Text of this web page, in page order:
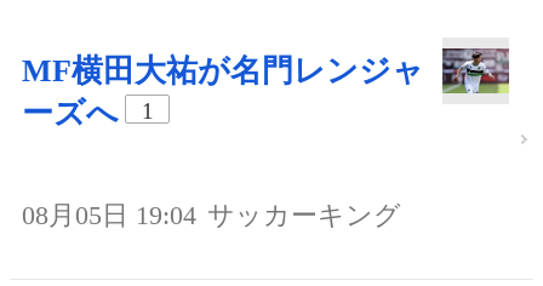
MF横田大祐が名門レンジャ
ーズへ
1
08月05日 19:04 サッカーキング